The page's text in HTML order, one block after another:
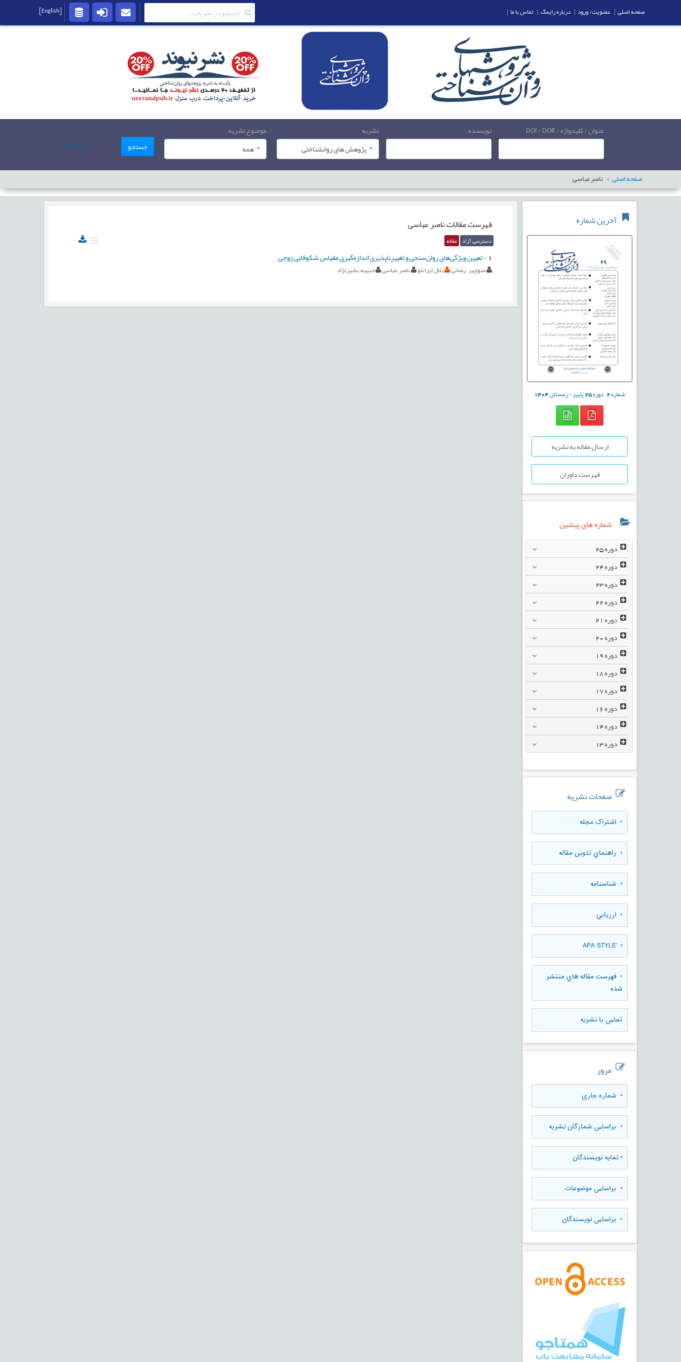
عنوان / کلیدواژه / DOI / DOR نویسنده
نشریه
پژوهش های روانشناختی
موضوع نشریه
همه
جستجو پیشرفته
صفحه اصلی ناصر عباسی
آخرین شماره
شماره2 دوره25پاییز - زمستان1404
ارسال مقاله به نشریه
فهرست داوران
شماره های پیشین
دوره
دوره
دوره
دوره
دوره
دوره
دوره
دوره
دوره
دوره
دوره
دوره
صفحات نشریه
• اشتراک مجله
• راهنماي تدوين مقاله
• شناسنامه
• ارزيابي
• َAPA STYLE
• فهرست مقاله هاي منتشر
شده
تماس با نشریه
مرور
• شماره جاری
• براساس شمارگان نشریه
•نمایه نویسندگان
• براساس موضوعات
• براساس نویسندگان
فهرست مقالاتناصر عباسی
دسترسی آزاد مقاله
1
-تعیین ویژگی‌های روان‌سنجی و تغییرناپذیری اندازه‌گیری مقیاس شکوفایی زوجی
منوچهر رضائی بلال ایزانلو ناصر عباسی حبیبه بشیرنژاد
صفحه اصلی | عضویت/ ورود | درباره رایمگ | تماس با ما |
[English]